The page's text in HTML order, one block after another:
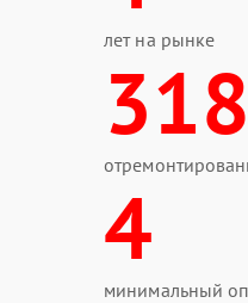
лет на рынке
4
минимальный